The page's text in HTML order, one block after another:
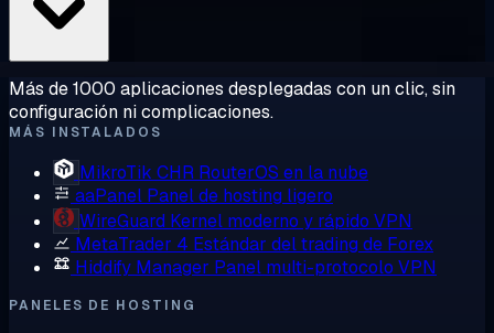
Más de 1000 aplicaciones desplegadas con un clic, sin
configuración ni complicaciones.
MÁS INSTALADOS
MikroTik CHR RouterOS en la nube
aaPanel Panel de hosting ligero
WireGuard Kernel moderno y rápido VPN
MetaTrader 4 Estándar del trading de Forex
Hiddify Manager Panel multi-protocolo VPN
PANELES DE HOSTING